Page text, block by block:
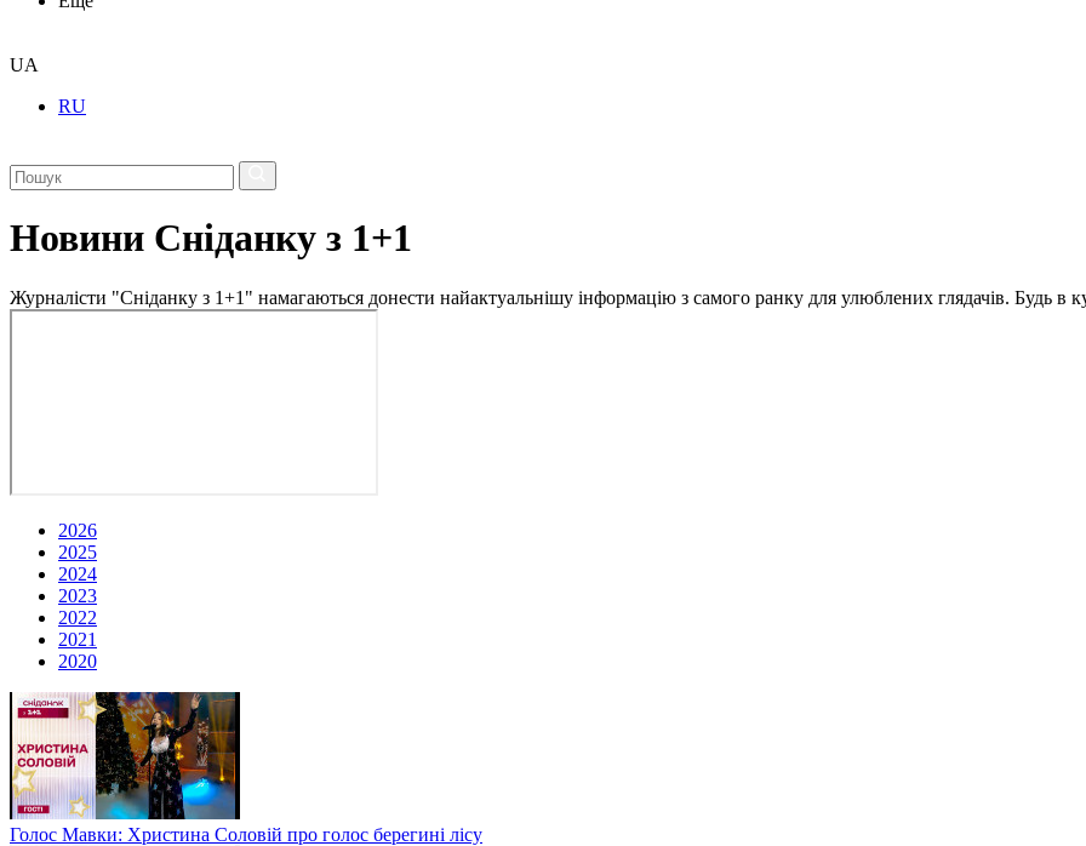
UA
RU
Новини Сніданку з 1+1
Журналісти "Сніданку з 1+1" намагаються донести найактуальнішу інформацію з самого ранку для улюблених глядачів. Будь в
2026
2025
2024
2023
2022
2021
2020
Голос Мавки: Христина Соловій про голос берегині лісу